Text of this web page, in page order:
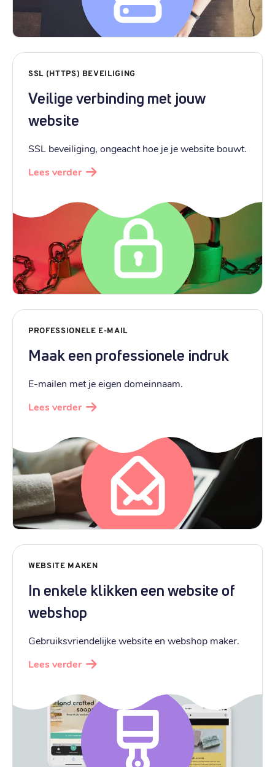
SSL (HTTPS) BEVEILIGING
Veilige verbinding met jouw
website
SSL beveiliging, ongeacht hoe je je website bouwt.
Lees verder
PROFESSIONELE E-MAIL
Maak een professionele indruk
E-mailen met je eigen domeinnaam.
Lees verder
WEBSITE MAKEN
In enkele klikken een website of
webshop
Gebruiksvriendelijke website en webshop maker.
Lees verder